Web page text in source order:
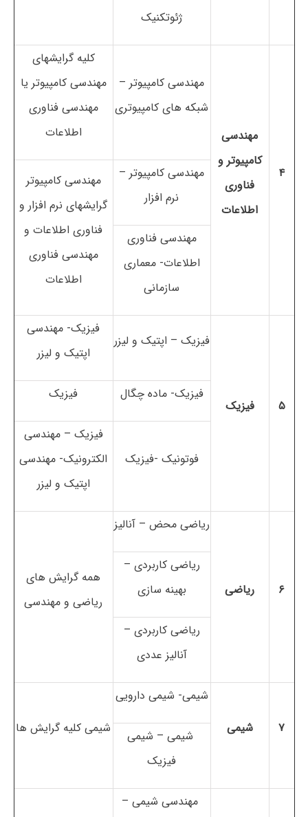
ژئوتکنیک
۴
مهندسی
کامپیوتر و
فناوری
اطلاعات
مهندسی کامپیوتر –
شبکه های کامپیوتری
کلیه گرایشهای
مهندسی کامپیوتر یا
مهندسی فناوری
اطلاعات
مهندسی کامپیوتر –
نرم افزار
مهندسی کامپیوتر
گرایشهای نرم افزار و
فناوری اطلاعات و
مهندسی فناوری
اطلاعات
مهندسی فناوری
اطلاعات- معماری
سازمانی
۵ فیزیک
فیزیک – اپتیک و لیزر
فیزیک- مهندسی
اپتیک و لیزر
فیزیک- ماده چگال فیزیک
فوتونیک -فیزیک
فیزیک – مهندسی
الکترونیک- مهندسی
اپتیک و لیزر
۶ ریاضی
ریاضی محض – آنالیز
همه گرایش های
ریاضی و مهندسی
ریاضی کاربردی –
بهینه سازی
ریاضی کاربردی –
آنالیز عددی
۷ شیمی
شیمی- شیمی دارویی
شیمی کلیه گرایش ها
شیمی – شیمی
فیزیک
مهندسی شیمی –